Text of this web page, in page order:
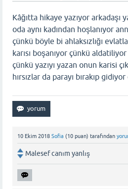
Kâğıtta hikaye yazıyor arkadaşı
oda aynı kadından hoşlanıyor
çünkü böyle bi ahlaksızlığı
karısı boşanıyor çünkü
çünkü yazıyı yazan onun karisi
hırsızlar da parayı bırakıp
10 Ekim 2018 Sofia (10 puan) tarafından
Malesef canım yanlış